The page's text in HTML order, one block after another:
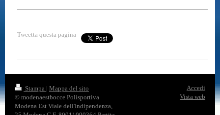
Tweetta questa pagina
Stampa | Mappa del sito
© modenaestbocce Polisportiva
Modena Est Viale dell'Indipendenza,
Accedi
Vista web